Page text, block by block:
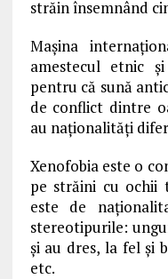
străin însemnând
Mașina
amestecul etnic
pentru că sună
de conflict dintre
au naționalități
Xenofobia este o
pe străini cu ochii
este de
stereotipurile:
și au dres, la fel și
etc.